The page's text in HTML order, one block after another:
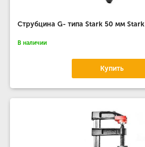
Струбцина G- типа Stark 50 мм Stark
В наличии
Купить